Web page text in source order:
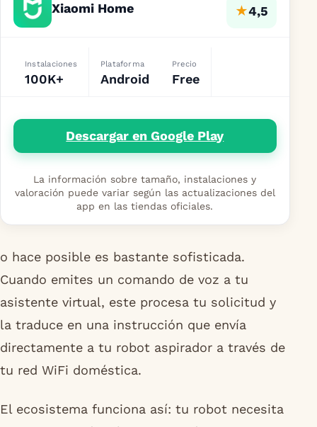
Xiaomi Home ★4,5
Instalaciones
100K+
Plataforma
Android
Precio
Free
Descargar en Google Play
La información sobre tamaño, instalaciones y
valoración puede variar según las actualizaciones del
app en las tiendas oficiales.
o hace posible es bastante sofisticada.
Cuando emites un comando de voz a tu
asistente virtual, este procesa tu solicitud y
la traduce en una instrucción que envía
directamente a tu robot aspirador a través de
tu red WiFi doméstica.
El ecosistema funciona así: tu robot necesita